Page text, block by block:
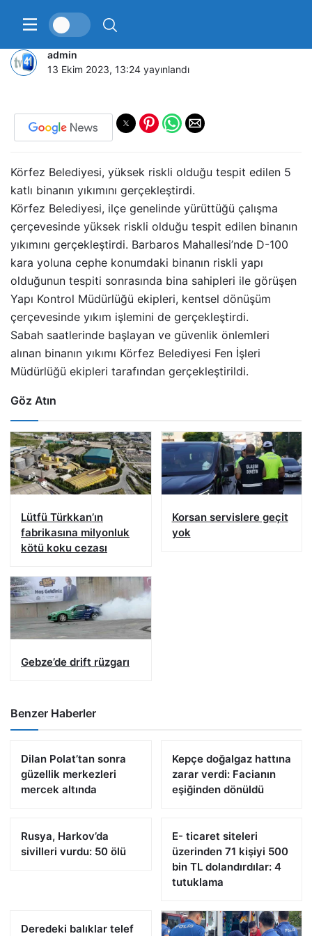
Körfez’de 5 katlı riskli bina yıkıldı
admin
13 Ekim 2023, 13:24 yayınlandı
Körfez Belediyesi, yüksek riskli olduğu tespit edilen 5
katlı binanın yıkımını gerçekleştirdi.
Körfez Belediyesi, ilçe genelinde yürüttüğü çalışma
çerçevesinde yüksek riskli olduğu tespit edilen binanın
yıkımını gerçekleştirdi. Barbaros Mahallesi’nde D-100
kara yoluna cephe konumdaki binanın riskli yapı
olduğunun tespiti sonrasında bina sahipleri ile görüşen
Yapı Kontrol Müdürlüğü ekipleri, kentsel dönüşüm
çerçevesinde yıkım işlemini de gerçekleştirdi.
Sabah saatlerinde başlayan ve güvenlik önlemleri
alınan binanın yıkımı Körfez Belediyesi Fen İşleri
Müdürlüğü ekipleri tarafından gerçekleştirildi.
Göz Atın
Lütfü Türkkan’ın
fabrikasına milyonluk
kötü koku cezası
Korsan servislere geçit
yok
Gebze’de drift rüzgarı
Benzer Haberler
Dilan Polat’tan sonra
güzellik merkezleri
mercek altında
Kepçe doğalgaz hattına
zarar verdi: Facianın
eşiğinden dönüldü
Rusya, Harkov’da
sivilleri vurdu: 50 ölü
E- ticaret siteleri
üzerinden 71 kişiyi 500
bin TL dolandırdılar: 4
tutuklama
Deredeki balıklar telef